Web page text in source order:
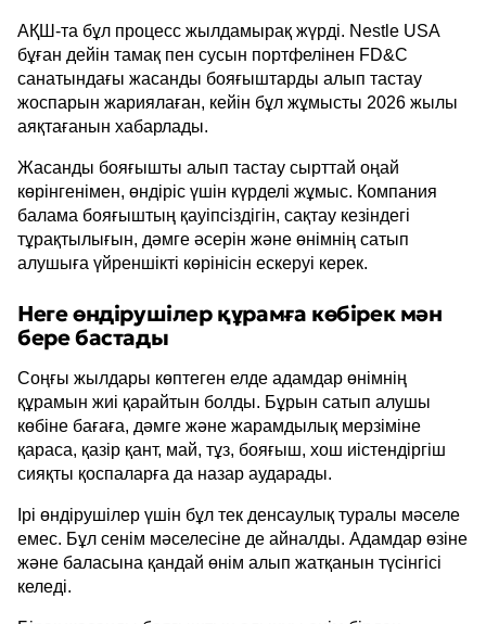
АҚШ-та бұл процесс жылдамырақ жүрді. Nestle USA
бұған дейін тамақ пен сусын портфелінен FD&C
санатындағы жасанды бояғыштарды алып тастау
жоспарын жариялаған, кейін бұл жұмысты 2026 жылы
аяқтағанын хабарлады.
Жасанды бояғышты алып тастау сырттай оңай
көрінгенімен, өндіріс үшін күрделі жұмыс. Компания
балама бояғыштың қауіпсіздігін, сақтау кезіндегі
тұрақтылығын, дәмге әсерін және өнімнің сатып
алушыға үйреншікті көрінісін ескеруі керек.
Неге өндірушілер құрамға көбірек мән
бере бастады
Соңғы жылдары көптеген елде адамдар өнімнің
құрамын жиі қарайтын болды. Бұрын сатып алушы
көбіне бағаға, дәмге және жарамдылық мерзіміне
қараса, қазір қант, май, тұз, бояғыш, хош иістендіргіш
сияқты қоспаларға да назар аударады.
Ірі өндірушілер үшін бұл тек денсаулық туралы мәселе
емес. Бұл сенім мәселесіне де айналды. Адамдар өзіне
және баласына қандай өнім алып жатқанын түсінгісі
келеді.